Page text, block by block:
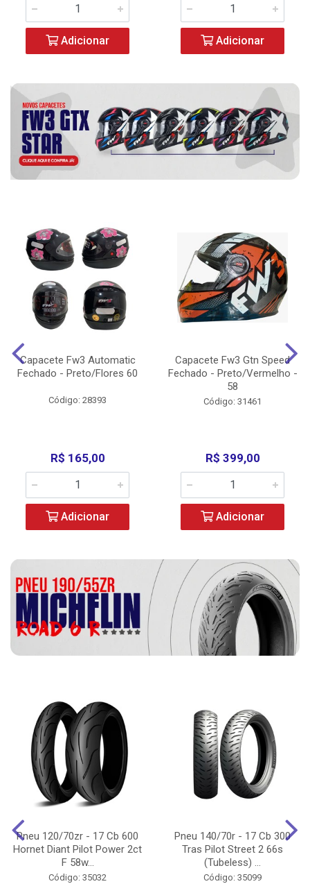
Adicionar Adicionar
Capacete Fw3 Automatic
Fechado - Preto/Flores 60
Código: 28393
R$ 165,00
Adicionar
Capacete Fw3 Gtn Speed
Fechado - Preto/Vermelho -
58
Código: 31461
R$ 399,00
Adicionar
Pneu 120/70zr - 17 Cb 600
Hornet Diant Pilot Power 2ct
F 58w...
Código: 35032
Pneu 140/70r - 17 Cb 300
Tras Pilot Street 2 66s
(Tubeless) ...
Código: 35099